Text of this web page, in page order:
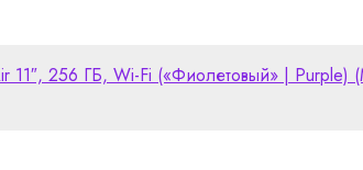
11″, 256 ГБ, Wi-Fi («Фиолетовый» | Purple)